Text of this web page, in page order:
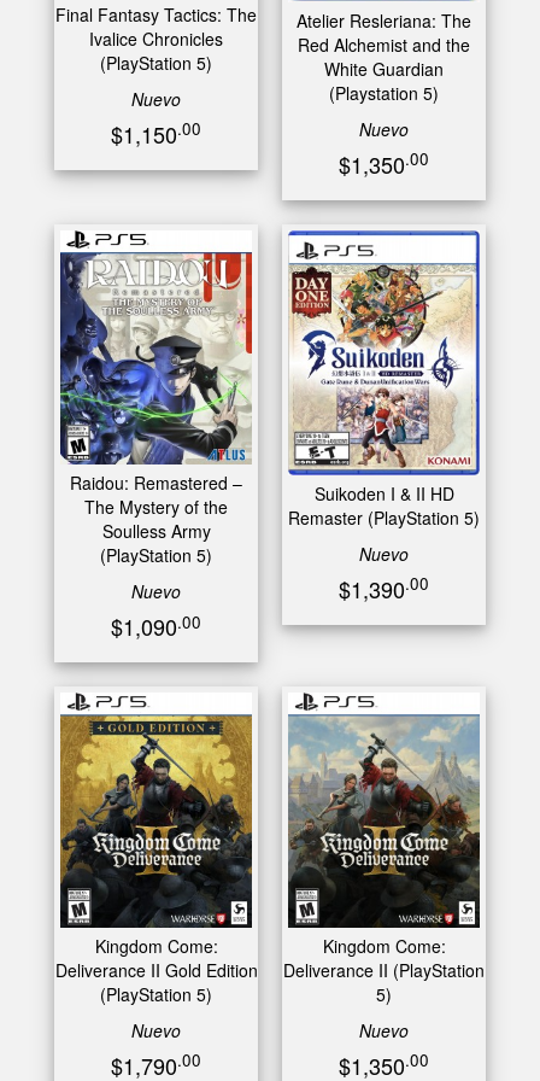
Final Fantasy Tactics: The
Ivalice Chronicles
(PlayStation 5)
Nuevo
$1,150.00
Atelier Resleriana: The
Red Alchemist and the
White Guardian
(Playstation 5)
Nuevo
$1,350.00
Raidou: Remastered –
The Mystery of the
Soulless Army
(PlayStation 5)
Nuevo
$1,090.00
Suikoden I & II HD
Remaster (PlayStation 5)
Nuevo
$1,390.00
Kingdom Come:
Deliverance II Gold Edition
(PlayStation 5)
Nuevo
$1,790.00
Kingdom Come:
Deliverance II (PlayStation
5)
Nuevo
$1,350.00